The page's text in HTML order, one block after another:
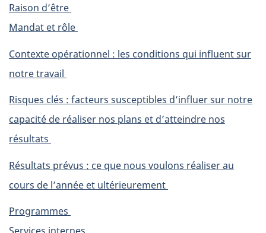
Raison d’être
Mandat et rôle
Contexte opérationnel : les conditions qui influent sur
notre travail
Risques clés : facteurs susceptibles d’influer sur notre
capacité de réaliser nos plans et d’atteindre nos
résultats
Résultats prévus : ce que nous voulons réaliser au
cours de l’année et ultérieurement
Programmes